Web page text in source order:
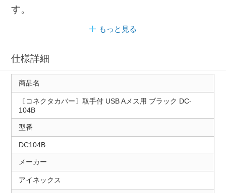
す。
もっと見る
仕様詳細
商品名
〔コネクタカバー〕取手付 USB Aメス用 ブラック DC-
104B
型番
DC104B
メーカー
アイネックス